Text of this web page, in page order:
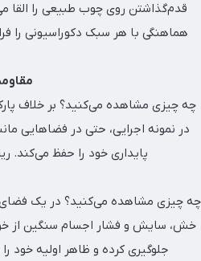
قدم‌گذاشتن روی چوب طبیعی را القا
هماهنگی با هر سبک دکوراسیونی را
در نمونه اجرایی، حتی در
پایداری خود را حفظ می‌کند.
خش، سایش و فشار اجسام سنگین از
جلوگیری کرده و ظاهر اولیه خود